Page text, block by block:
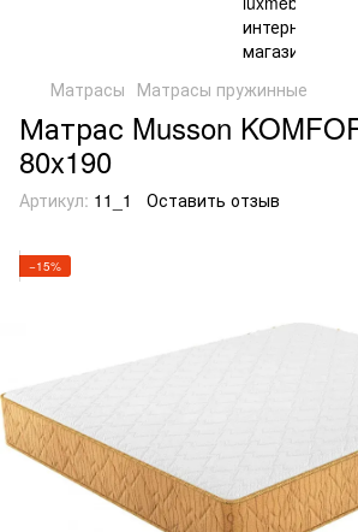
Матрасы Матрасы пружинные
Матрас Musson
80x190
Артикул: 11_1 Оставить отзыв
−15%